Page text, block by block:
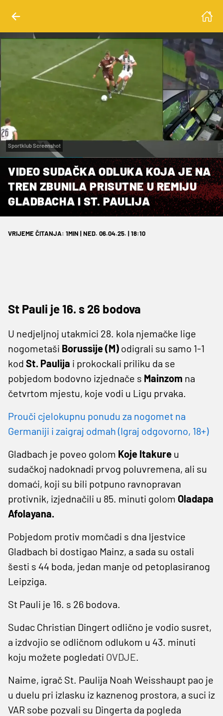
Sportklub Screenshot
VIDEO SUDAČKA ODLUKA KOJA JE NA
TREN ZBUNILA PRISUTNE U REMIJU
GLADBACHA I ST. PAULIJA
VRIJEME ČITANJA: 1MIN | NED. 06.04.25. | 18:10
St Pauli je 16. s 26 bodova
U nedjeljnoj utakmici 28. kola njemačke lige
nogometaši Borussije (M) odigrali su samo 1-1
kod St. Paulija i prokockali priliku da se
pobjedom bodovno izjednače s Mainzom na
četvrtom mjestu, koje vodi u Ligu prvaka.
Prouči cjelokupnu ponudu za nogomet na
Germaniji i zaigraj odmah (Igraj odgovorno, 18+)
Gladbach je poveo golom Koje Itakure u
sudačkoj nadoknadi prvog poluvremena, ali su
domaći, koji su bili potpuno ravnopravan
protivnik, izjednačili u 85. minuti golom Oladapa
Afolayana.
Pobjedom protiv momčadi s dna ljestvice
Gladbach bi dostigao Mainz, a sada su ostali
šesti s 44 boda, jedan manje od petoplasiranog
Leipziga.
St Pauli je 16. s 26 bodova.
Sudac Christian Dingert odlično je vodio susret,
a izdvojio se odličnom odlukom u 43. minuti
koju možete pogledati OVDJE.
Naime, igrač St. Paulija Noah Weisshaupt pao je
u duelu pri izlasku iz kaznenog prostora, a suci iz
VAR sobe pozvali su Dingerta da pogleda